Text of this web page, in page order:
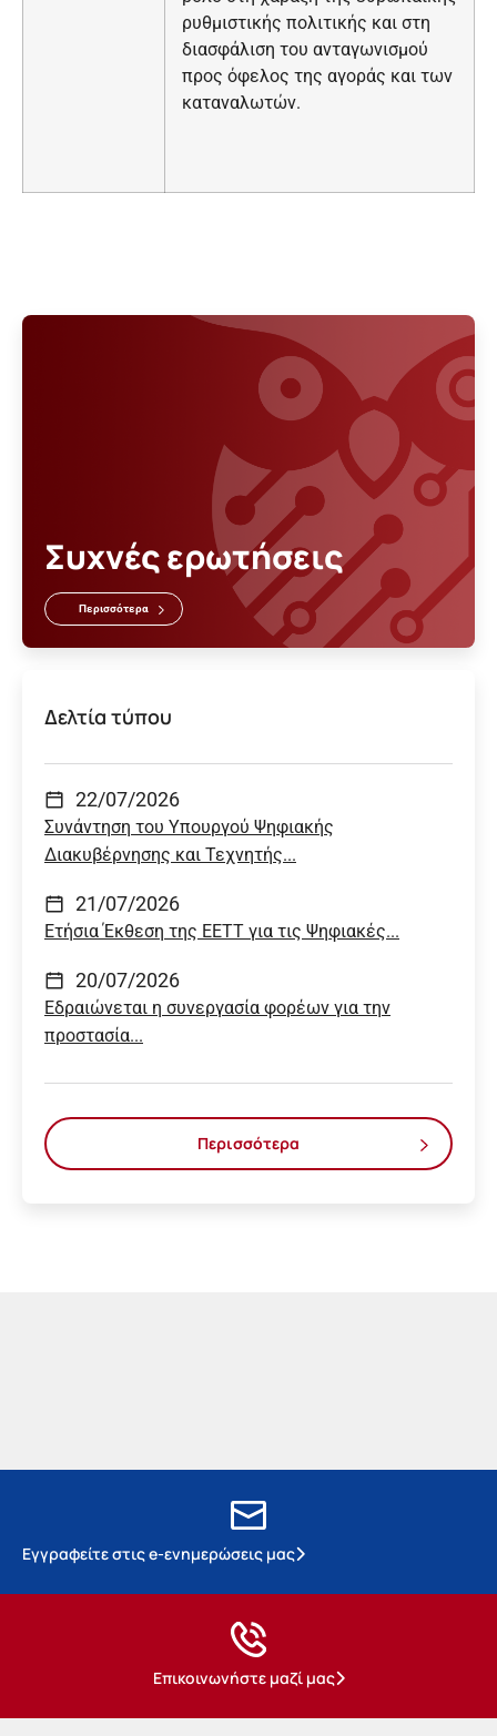
ρυθμιστικής πολιτικής και στη
διασφάλιση του ανταγωνισμού
προς όφελος της αγοράς και των
καταναλωτών.
Συχνές ερωτήσεις
Περισσότερα
Δελτία τύπου
22/07/2026
Συνάντηση του Υπουργού Ψηφιακής
Διακυβέρνησης και Τεχνητής...
21/07/2026
Ετήσια Έκθεση της ΕΕΤΤ για τις Ψηφιακές...
20/07/2026
Εδραιώνεται η συνεργασία φορέων για την
προστασία...
Περισσότερα
Εγγραφείτε στις e-ενημερώσεις μας
Επικοινωνήστε μαζί μας